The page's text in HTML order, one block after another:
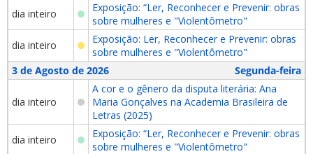
dia inteiro
Exposição: “Ler, Reconhecer e Prevenir: obras
sobre mulheres e "Violentômetro"
dia inteiro
Exposição: Ler, Reconhecer e Prevenir: obras
sobre mulheres e "Violentômetro"
3 de Agosto de 2026
Segunda-feira
dia inteiro
A cor e o gênero da disputa literária: Ana
Maria Gonçalves na Academia Brasileira de
Letras (2025)
dia inteiro
Exposição: “Ler, Reconhecer e Prevenir: obras
sobre mulheres e "Violentômetro"